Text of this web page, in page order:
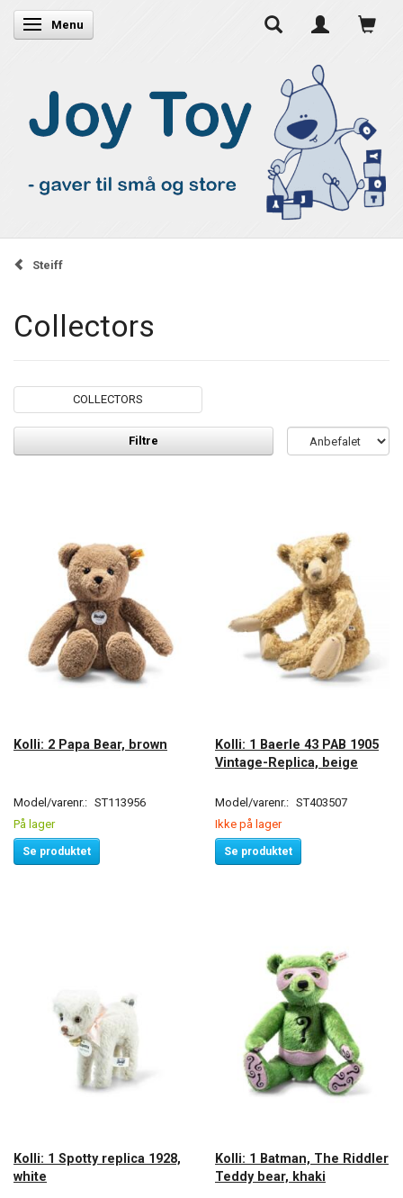
Skifte navigation
Menu
Steiff
Collectors
COLLECTORS
Filtre
Kolli: 2 Papa Bear, brown
Model/varenr.: ST113956
På lager
Se produktet
Kolli: 1 Baerle 43 PAB 1905
Vintage-Replica, beige
Model/varenr.: ST403507
Ikke på lager
Se produktet
Kolli: 1 Spotty replica 1928,
white
Kolli: 1 Batman, The Riddler
Teddy bear, khaki